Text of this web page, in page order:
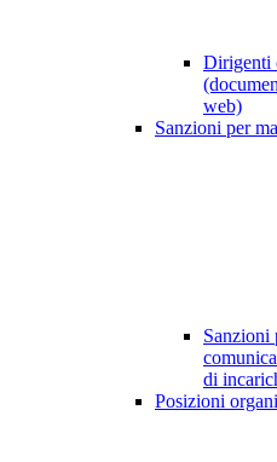
Dirigenti
web)
Sanzioni per
Sanzioni
di
Posizioni